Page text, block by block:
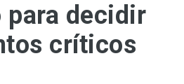
para decidir
críticos